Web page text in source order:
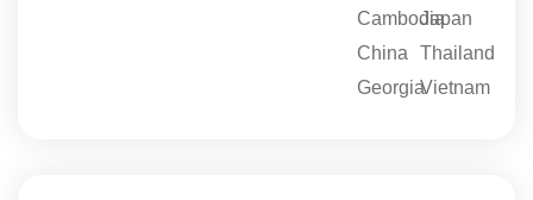
Cambodia
China
Georgia
Japan
Thailand
Vietnam